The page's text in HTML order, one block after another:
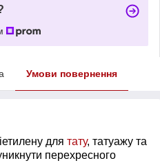
Умови повернення
для тату, татуажу та
перехресного